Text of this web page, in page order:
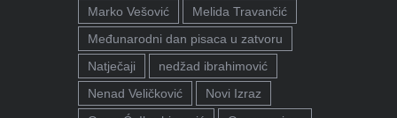
Marko Vešović
Melida Travančić
Međunarodni dan pisaca u zatvoru
Natječaji
nedžad ibrahimović
Nenad Veličković
Novi Izraz